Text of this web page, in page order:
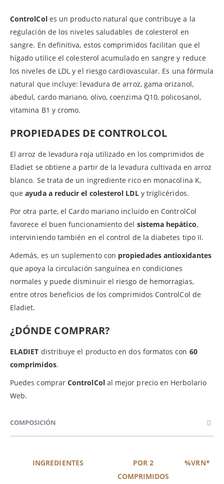
ControlCol es un producto natural que contribuye a la
regulación de los niveles saludables de colesterol en
sangre. En definitiva, estos comprimidos facilitan que el
hígado utilice el colesterol acumulado en sangre y reduce
los niveles de LDL y el riesgo cardiovascular. Es una fórmula
natural que incluye: levadura de arroz, gama orizanol,
abedul, cardo mariano, olivo, coenzima Q10, policosanol,
vitamina B1 y cromo.
PROPIEDADES DE CONTROLCOL
El arroz de levadura roja utilizado en los comprimidos de
Eladiet se obtiene a partir de la levadura cultivada en arroz
blanco. Se trata de un ingrediente rico en monacolina K,
queayuda a reducir el colesterol LDL y triglicéridos.
Por otra parte, el Cardo mariano incluido en ControlCol
favorece el buen funcionamiento del sistema hepático,
interviniendo también en el control de la diabetes tipo II.
Además, es un suplemento con propiedades antioxidantes
que apoya la circulación sanguínea en condiciones
normales y puede disminuir el riesgo de hemorragias,
entre otros beneficios de los comprimidos ControlCol de
Eladiet.
¿DÓNDE COMPRAR?
ELADIET distribuye el producto en dos formatos con 60
comprimidos.
Puedes comprarControlColal mejor precio en Herbolario
Web.
COMPOSICIÓN
INGREDIENTES
POR 2
COMPRIMIDOS
%VRN*